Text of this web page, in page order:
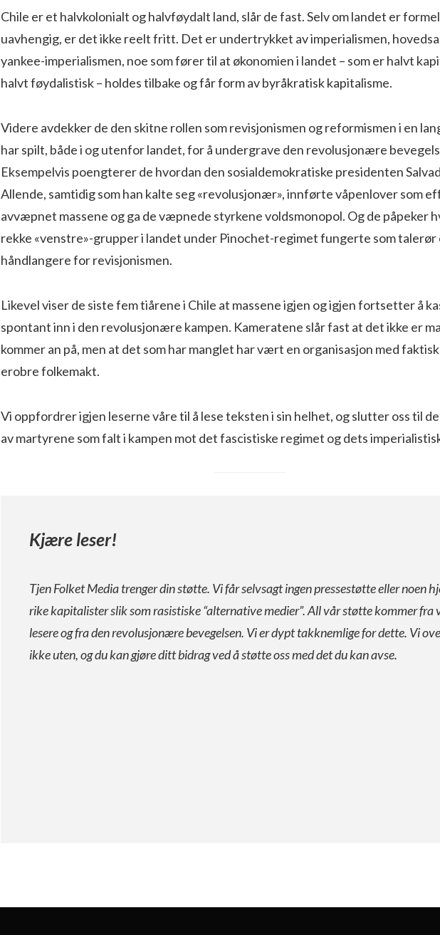
Chile er et halvkolonialt og halvføydalt land, slår de fast. Selv om landet er
uavhengig, er det ikke reelt fritt. Det er undertrykket av imperialismen,
yankee-imperialismen, noe som fører til at økonomien i landet – som er halvt
halvt føydalistisk – holdes tilbake og får form av byråkratisk kapitalisme.
Videre avdekker de den skitne rollen som revisjonismen og reformismen i en
har spilt, både i og utenfor landet, for å undergrave den revolusjonære
Eksempelvis poengterer de hvordan den sosialdemokratiske presidenten
Allende, samtidig som han kalte seg «revolusjonær», innførte våpenlover som
avvæpnet massene og ga de væpnede styrkene voldsmonopol. Og de påpeker
rekke «venstre»-grupper i landet under Pinochet-regimet fungerte som talerør
håndlangere for revisjonismen.
Likevel viser de siste fem tiårene i Chile at massene igjen og igjen fortsetter å
spontant inn i den revolusjonære kampen. Kameratene slår fast at det ikke er
kommer an på, men at det som har manglet har vært en organisasjon med faktisk
erobre folkemakt.
Vi oppfordrer igjen leserne våre til å lese teksten i sin helhet, og slutter oss til
av martyrene som falt i kampen mot det fascistiske regimet og dets
Kjære leser!
Tjen Folket Media trenger din støtte. Vi får selvsagt ingen pressestøtte eller noen
rike kapitalister slik som rasistiske “alternative medier”. All vår støtte kommer fra
lesere og fra den revolusjonære bevegelsen. Vi er dypt takknemlige for dette. Vi
ikke uten, og du kan gjøre ditt bidrag ved å støtte oss med det du kan avse.